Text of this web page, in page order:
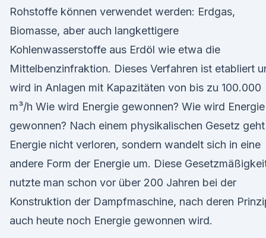
Rohstoffe können verwendet werden: Erdgas,
Biomasse, aber auch langkettigere
Kohlenwasserstoffe aus Erdöl wie etwa die
Mittelbenzinfraktion. Dieses Verfahren ist etabliert
wird in Anlagen mit Kapazitäten von bis zu 100.000
m³/h Wie wird Energie gewonnen? Wie wird Energie
gewonnen? Nach einem physikalischen Gesetz geht
Energie nicht verloren, sondern wandelt sich in eine
andere Form der Energie um. Diese
nutzte man schon vor über 200 Jahren bei der
Konstruktion der Dampfmaschine, nach deren
auch heute noch Energie gewonnen wird.